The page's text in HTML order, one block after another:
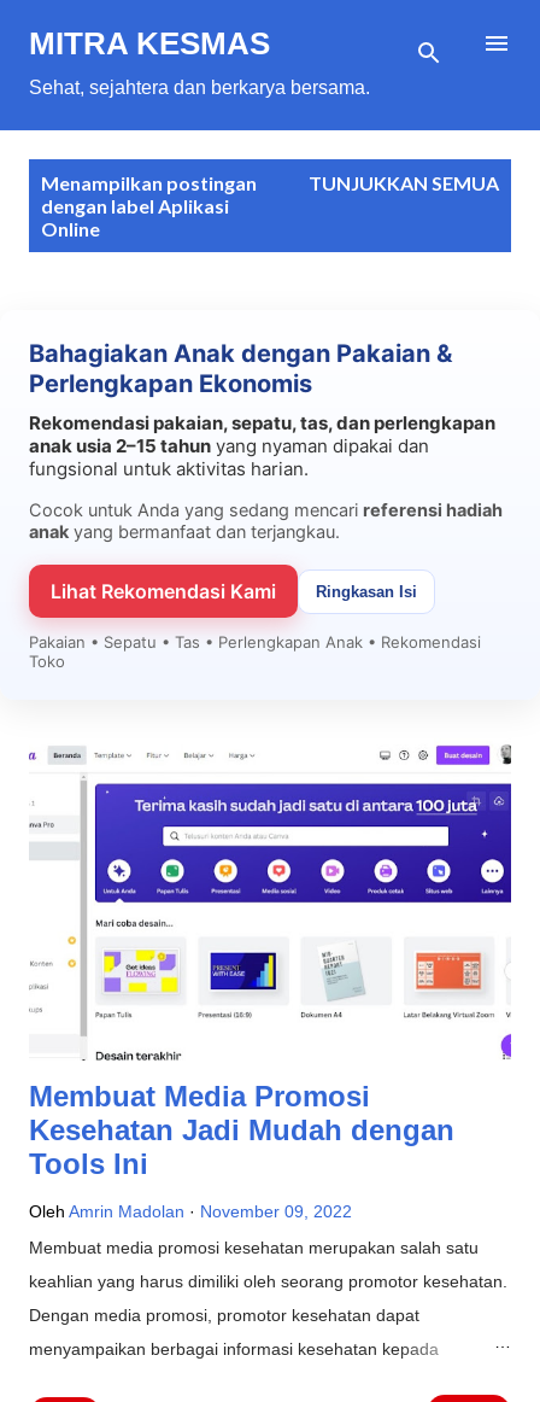
Langsung ke konten utama
MITRA KESMAS
Sehat, sejahtera dan berkarya bersama.
Menampilkan postingan
dengan label Aplikasi
Online
TUNJUKKAN SEMUA
Bahagiakan Anak dengan Pakaian &
Perlengkapan Ekonomis
Rekomendasi pakaian, sepatu, tas, dan perlengkapan
anak usia 2–15 tahun yang nyaman dipakai dan
fungsional untuk aktivitas harian.
Cocok untuk Anda yang sedang mencari referensi hadiah
anak yang bermanfaat dan terjangkau.
Lihat Rekomendasi Kami Ringkasan Isi
Pakaian • Sepatu • Tas • Perlengkapan Anak • Rekomendasi
Toko
Membuat Media Promosi
Kesehatan Jadi Mudah dengan
Tools Ini
Oleh Amrin Madolan
November 09, 2022
Membuat media promosi kesehatan merupakan salah satu
keahlian yang harus dimiliki oleh seorang promotor kesehatan.
Dengan media promosi, promotor kesehatan dapat
menyampaikan berbagai informasi kesehatan kepada